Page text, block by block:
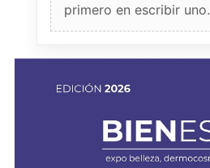
primero en escribir uno.